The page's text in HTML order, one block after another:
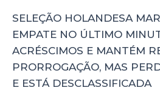
SELEÇÃO HOLANDESA
EMPATE NO ÚLTIMO
ACRÉSCIMOS E MANTÉM
PRORROGAÇÃO, MAS
E ESTÁ DESCLASSIFICADA